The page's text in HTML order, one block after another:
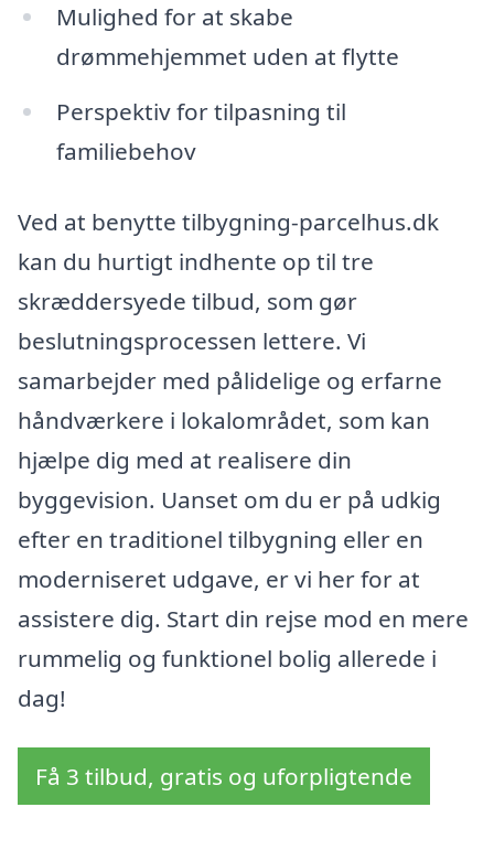
Mulighed for at skabe
drømmehjemmet uden at flytte
Perspektiv for tilpasning til
familiebehov
Ved at benytte tilbygning-parcelhus.dk
kan du hurtigt indhente op til tre
skræddersyede tilbud, som gør
beslutningsprocessen lettere. Vi
samarbejder med pålidelige og erfarne
håndværkere i lokalområdet, som kan
hjælpe dig med at realisere din
byggevision. Uanset om du er på udkig
efter en traditionel tilbygning eller en
moderniseret udgave, er vi her for at
assistere dig. Start din rejse mod en mere
rummelig og funktionel bolig allerede i
dag!
Få 3 tilbud, gratis og uforpligtende